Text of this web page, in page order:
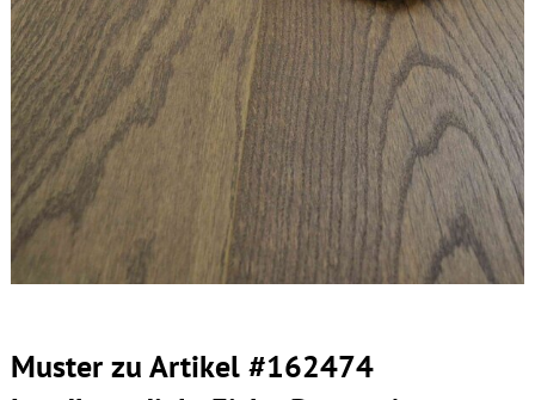
Muster zu Artikel #162474